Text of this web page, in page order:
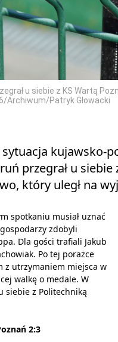
u siebie z KS Wartą
Archiwum/Patryk Głowacki
przegrał u
który uległ na
spotkaniu musiał uznać
zdobyli
Dla gości trafiali Jakub
Po tej porażce
z utrzymaniem miejsca w
walkę o medale. W
siebie z Politechniką
2:3